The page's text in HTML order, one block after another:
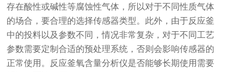
存在酸性或碱性等腐蚀性气体，所以对于不同性质气体
的场合，要合理的选择传感器类型。此外，由于反应釜
中的投料以及参数不同，情况非常复杂，对于不同工艺
参数需要定制合适的预处理系统，否则会影响传感器的
正常使用。反应釜氧含量分析仪是否能够长期使用需要